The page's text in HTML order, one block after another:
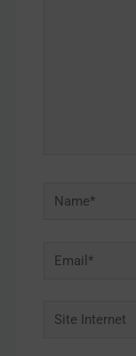
Name*
Email*
Site